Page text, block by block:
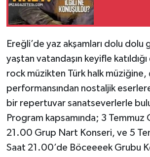
Ereğli’de yaz akşamları dolu
yaştan vatandaşın keyifle
rock müzikten Türk halk müziğine,
performansından nostaljik
bir repertuvar sanatseverlerle
Program kapsamında; 3 Temmuz
21.00 Grup Nart Konseri, ve 5
Saat 21.00’de Böceeeek Grubu